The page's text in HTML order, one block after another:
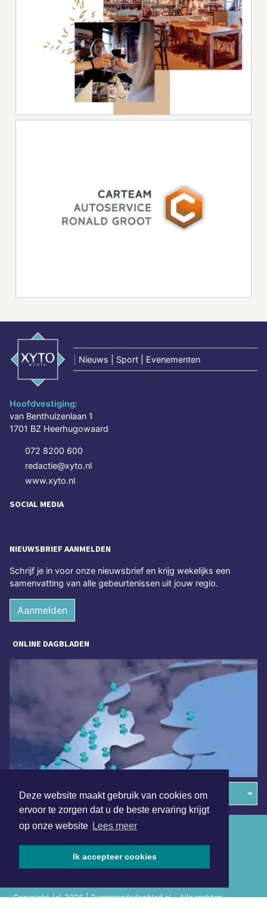
Deze website maakt gebruik van cookies om
ervoor te zorgen dat u de beste ervaring krijgt
op onze website Lees meer
Ik accepteer cookies
Nieuws | Sport | Evenementen
Hoofdvestiging:
van Benthuizenlaan 1
1701 BZ Heerhugowaard
072 8200 600
redactie@xyto.nl
www.xyto.nl
SOCIAL MEDIA
NIEUWSBRIEF AANMELDEN
Schrijf je in voor onze nieuwsbrief en krijg wekelijks een
samenvatting van alle gebeurtenissen uit jouw regio.
Aanmelden
ONLINE DAGBLADEN
Overige dagbladen in de regio
Copyright (c) 2026 | Purmerendsdagblad.nl - Alle rechten
Algemene voorwaarden